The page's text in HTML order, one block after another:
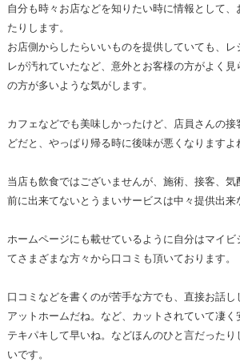
自分も時々お店などを知りたい時に情報として
たりします。
お店側からしたらいいものを提供していても、
レが汚れていたなど、意外とお客様の方がよく見
の方が多いような気がします。
カフェなどでも美味しかったけど、店員さんの
どだと、やっぱり帰る時に後味が悪くなりますよ
当店も飲食ではございませんが、施術、接客、気
前に出来てないとうまいサービスは中々提供出来
ホームページにも載せているように自分はマイ
てさまざまな方々から口コミも頂いております。
口コミなどを書くのが苦手な方でも、直接お話
アットホームだね。など、カットされていて凄く
テキパキして早いね。などほんのひと言だった
いです。